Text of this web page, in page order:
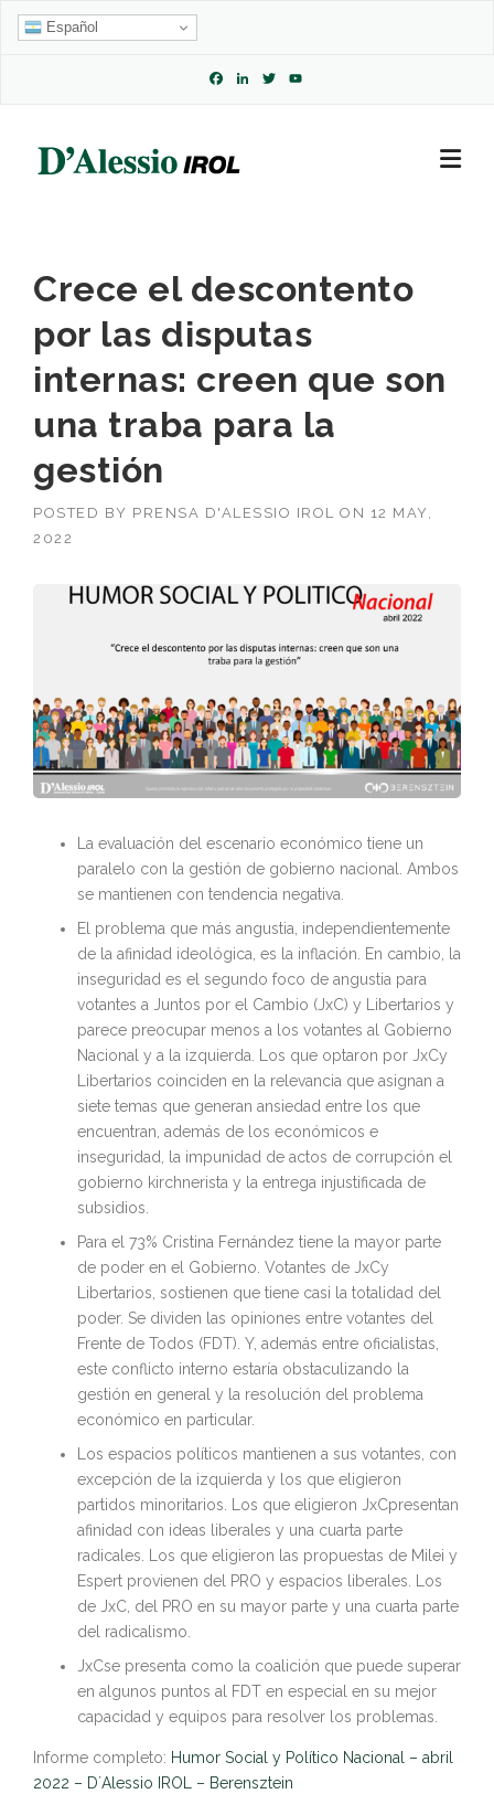
Skip
Español
Facebook
LinkedIn
Twitter
Crece el descontento
por las disputas
internas: creen que son
una traba para la
gestión
POSTED BY PRENSA D'ALESSIO IROL ON 12 MAY,
2022
La evaluación del escenario económico tiene un
paralelo con la gestión de gobierno nacional. Ambos
se mantienen con tendencia negativa.
El problema que más angustia, independientemente
de la afinidad ideológica, es la inflación. En cambio, la
inseguridad es el segundo foco de angustia para
votantes a Juntos por el Cambio (JxC) y Libertarios y
parece preocupar menos a los votantes al Gobierno
Nacional y a la izquierda. Los que optaron por JxCy
Libertarios coinciden en la relevancia que asignan a
siete temas que generan ansiedad entre los que
encuentran, además de los económicos e
inseguridad, la impunidad de actos de corrupción el
gobierno kirchnerista y la entrega injustificada de
subsidios.
Para el 73% Cristina Fernández tiene la mayor parte
de poder en el Gobierno. Votantes de JxCy
Libertarios, sostienen que tiene casi la totalidad del
poder. Se dividen las opiniones entre votantes del
Frente de Todos (FDT). Y, además entre oficialistas,
este conflicto interno estaría obstaculizando la
gestión en general y la resolución del problema
económico en particular.
Los espacios políticos mantienen a sus votantes, con
excepción de la izquierda y los que eligieron
partidos minoritarios. Los que eligieron JxCpresentan
afinidad con ideas liberales y una cuarta parte
radicales. Los que eligieron las propuestas de Milei y
Espert provienen del PRO y espacios liberales. Los
de JxC, del PRO en su mayor parte y una cuarta parte
del radicalismo.
JxCse presenta como la coalición que puede superar
en algunos puntos al FDT en especial en su mejor
capacidad y equipos para resolver los problemas.
Informe completo: Humor Social y Político Nacional – abril
2022 – D´Alessio IROL – Berensztein